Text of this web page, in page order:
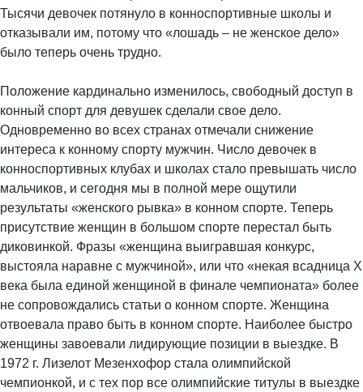
Тысячи девочек потянуло в конноспортивные школы и
отказывали им, потому что «лошадь – не женское дело»
было теперь очень трудно.
Положение кардинально изменилось, свободный доступ в
конный спорт для девушек сделали свое дело.
Одновременно во всех странах отмечали снижение
интереса к конному спорту мужчин. Число девочек в
конноспортивных клубах и школах стало превышать число
мальчиков, и сегодня мы в полной мере ощутили
результаты «женского рывка» в конном спорте. Теперь
присутствие женщин в большом спорте перестал быть
диковинкой. Фразы «женщина выигравшая конкурс,
выстояла наравне с мужчиной», или что «некая всадница X
века была единой женщиной в финале чемпионата» более
не сопровождались статьи о конном спорте. Женщина
отвоевала право быть в конном спорте. Наиболее быстро
женщины завоевали лидирующие позиции в выездке. В
1972 г. Лизелот Мезенхофор стала олимпийской
чемпионкой, и с тех пор все олимпийские титулы в выездке